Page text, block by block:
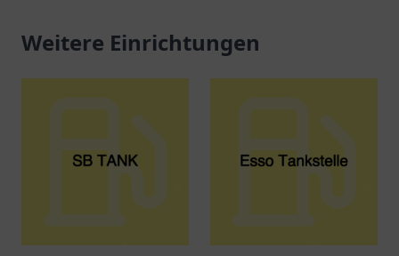
Weitere Einrichtungen